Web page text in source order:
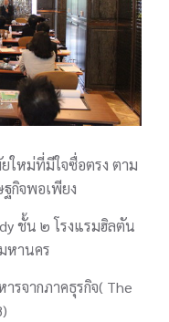
ยใหม่ที่มีใจซื่อตรง ตาม
กิจพอเพียง
ชั้น ๒ โรงแรมฮิลตัน
หานคร
รจากภาคธุรกิจ( The